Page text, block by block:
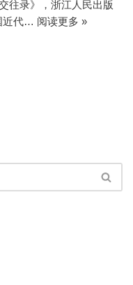
往录》，浙江人民出版
近代… 阅读更多 »